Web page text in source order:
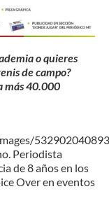
o quieres
de campo?
más 40.000
Periodista
de 8 años en los
Over en eventos